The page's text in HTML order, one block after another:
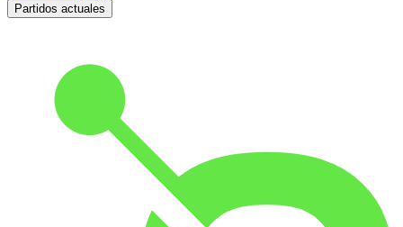
Partidos actuales